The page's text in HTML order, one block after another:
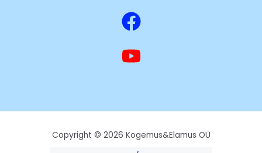
Copyright © 2026 Kogemus&Elamus OÜ